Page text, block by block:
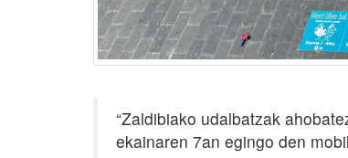
“Zaldibiako udalbatzak
ekainaren 7an egingo den